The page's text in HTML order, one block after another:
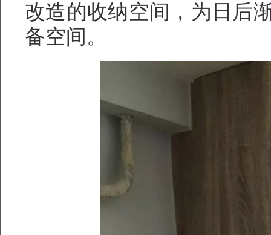
改造的收纳空间，为日后
备空间。